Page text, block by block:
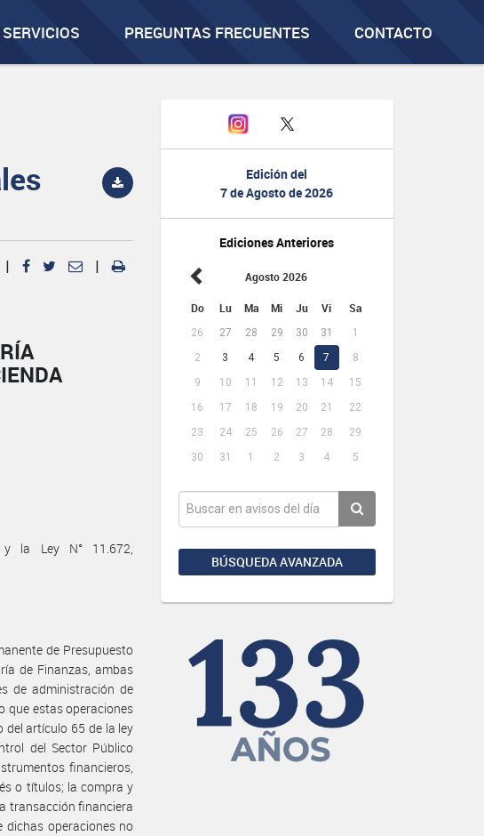
PREGUNTAS FRECUENTES CONTACTO
Edición del
7 de Agosto de 2026
Ediciones Anteriores
Agosto 2026
Do Lu Ma Mi Ju Vi Sa
26 27 28 29 30 31
1
2
3 4 5 6 7
8
9
10 11 12 13 14
15
16
17 18 19 20 21
22
23
24 25 26 27 28
29
30
31 1 2 3 4 5
BÚSQUEDA AVANZADA
| |
y la Ley N° 11.672,
de Presupuesto
de Finanzas, ambas
de administración de
que estas operaciones
del artículo 65 de la ley
del Sector Público
financieros,
o títulos; la compra y
transacción financiera
operaciones no